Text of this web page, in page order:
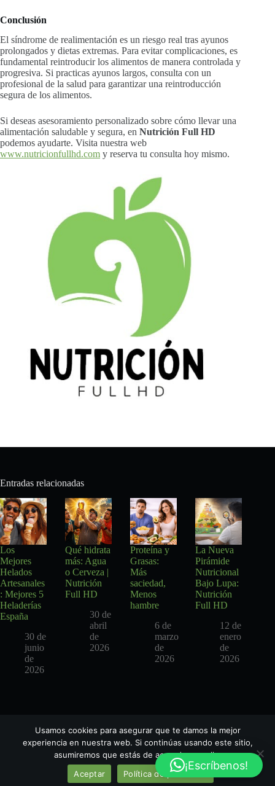
Conclusión
El síndrome de realimentación es un riesgo real tras ayunos
prolongados y dietas extremas. Para evitar complicaciones, es
fundamental reintroducir los alimentos de manera controlada y
progresiva. Si practicas ayunos largos, consulta con un
profesional de la salud para garantizar una reintroducción
segura de los alimentos.
Si deseas asesoramiento personalizado sobre cómo llevar una
alimentación saludable y segura, en Nutrición Full HD
podemos ayudarte. Visita nuestra web
www.nutricionfullhd.com y reserva tu consulta hoy mismo.
Entradas relacionadas
Los
Mejores
Helados
Artesanales
: Mejores 5
Heladerías
España
30 de
junio
de
2026
Qué hidrata
más: Agua
o Cerveza |
Nutrición
Full HD
30 de
abril
de
2026
Proteína y
Grasas:
Más
saciedad,
Menos
hambre
6 de
marzo
de
2026
La Nueva
Pirámide
Nutricional
Bajo Lupa:
Nutrición
Full HD
12 de
enero
de
2026
¡Escríbenos!
Usamos cookies para asegurar que te damos la mejor
experiencia en nuestra web. Si continúas usando este sitio,
asumiremos que estás de acuerdo con ello.
Aceptar
Política de privacidad